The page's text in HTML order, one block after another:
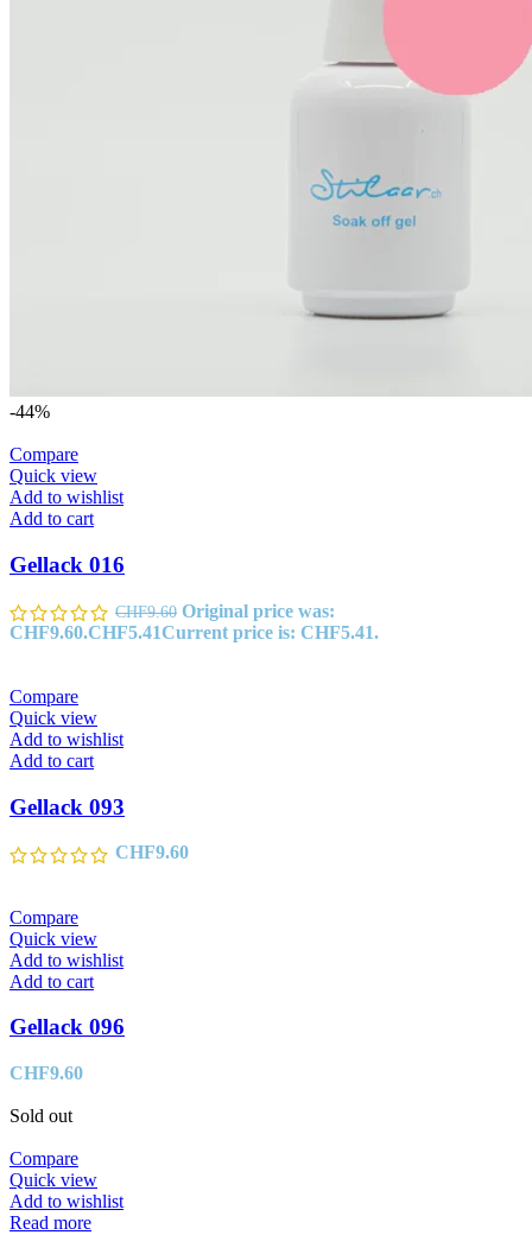
-44%
Compare
Quick view
Add to wishlist
Add to cart
Gellack 016
CHF9.60 Original price was:
CHF9.60.CHF5.41Current price is: CHF5.41.
Compare
Quick view
Add to wishlist
Add to cart
Gellack 093
CHF9.60
Compare
Quick view
Add to wishlist
Add to cart
Gellack 096
CHF9.60
Sold out
Compare
Quick view
Add to wishlist
Read more